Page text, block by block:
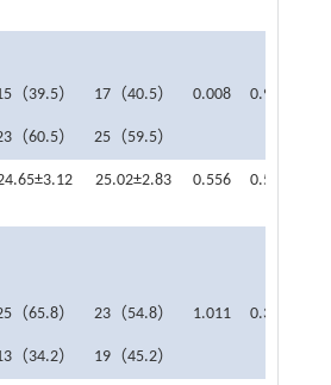
（39.5） 17（40.5） 0.008 0.927
（60.5） 25（59.5）
25.02±2.83 0.556 0.580
（65.8） 23（54.8） 1.011 0.315
（34.2） 19（45.2）